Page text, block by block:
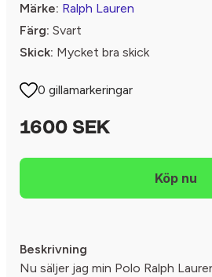
Märke: Ralph Lauren
Färg: Svart
Skick: Mycket bra skick
0 gillamarkeringar
1600 SEK
Beskrivning
Nu säljer jag min Polo Ralph